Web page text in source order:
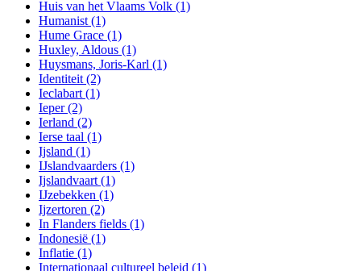
Huis van het Vlaams Volk (1)
Humanist (1)
Hume Grace (1)
Huxley, Aldous (1)
Huysmans, Joris-Karl (1)
Identiteit (2)
Ieclabart (1)
Ieper(2)
Ierland (2)
Ierse taal (1)
Ijsland (1)
IJslandvaarders (1)
Ijslandvaart (1)
IJzebekken (1)
Ijzertoren (2)
In Flanders fields (1)
Indonesië (1)
Inflatie (1)
Internationaal cultureel beleid (1)